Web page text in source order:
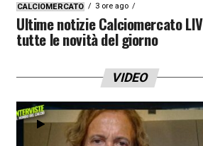
CALCIOMERCATO 3 ore ago
Ultime notizie Calciomercato
tutte le novità del giorno
VIDEO